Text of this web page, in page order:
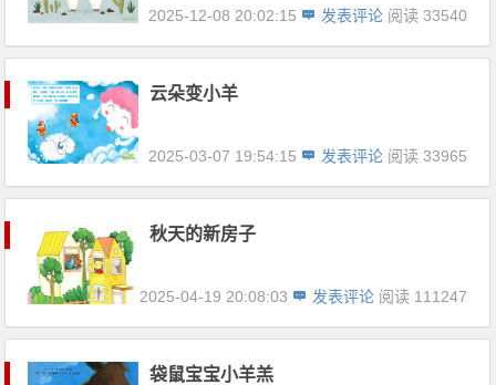
2025-12-08 20:02:15 发表评论 阅读 33540
云朵变小羊
2025-03-07 19:54:15 发表评论 阅读 33965
秋天的新房子
2025-04-19 20:08:03 发表评论 阅读 111247
袋鼠宝宝小羊羔